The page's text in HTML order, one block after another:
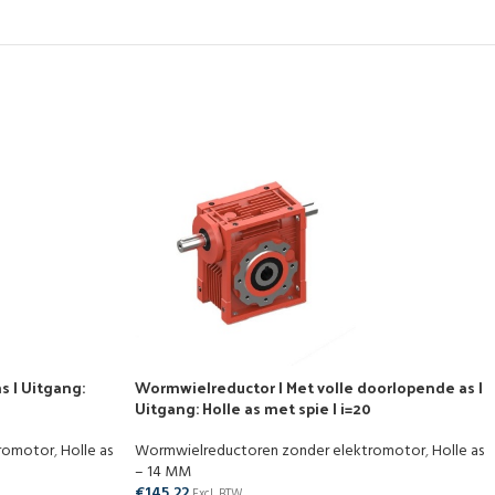
| Uitgang:
,Holle as
Wormwielreductor | Met volle doorlopende as |
Uitgang: Holle as met spie | i=20
Wormwielreductoren zonder elektromotor,Holle as
– 14 MM